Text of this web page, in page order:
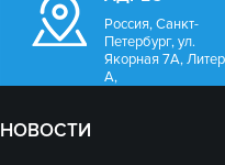
Россия, Санкт-
Петербург, ул.
Якорная 7А, Литер
А,
НОВОСТИ